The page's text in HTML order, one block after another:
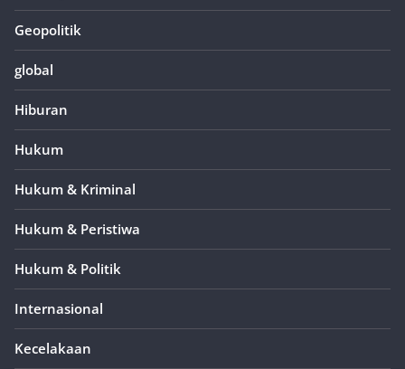
Geopolitik
global
Hiburan
Hukum
Hukum & Kriminal
Hukum & Peristiwa
Hukum & Politik
Internasional
Kecelakaan